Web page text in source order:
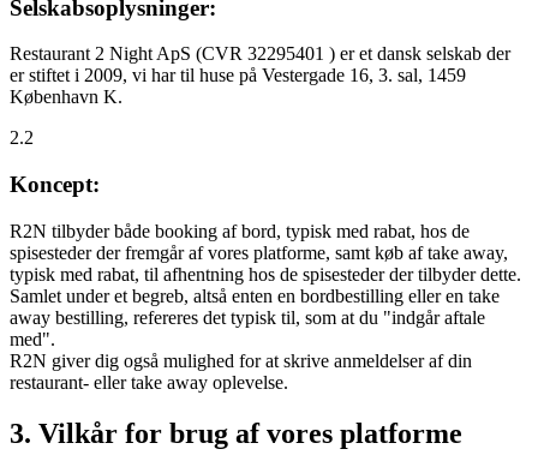
Selskabsoplysninger:
Restaurant 2 Night ApS (CVR 32295401 ) er et dansk selskab der
er stiftet i 2009, vi har til huse på Vestergade 16, 3. sal, 1459
København K.
2.2
Koncept:
R2N tilbyder både booking af bord, typisk med rabat, hos de
spisesteder der fremgår af vores platforme, samt køb af take away,
typisk med rabat, til afhentning hos de spisesteder der tilbyder dette.
Samlet under et begreb, altså enten en bordbestilling eller en take
away bestilling, refereres det typisk til, som at du "indgår aftale
med".
R2N giver dig også mulighed for at skrive anmeldelser af din
restaurant- eller take away oplevelse.
3. Vilkår for brug af vores platforme